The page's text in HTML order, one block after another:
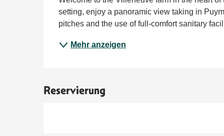
setting, enjoy a panoramic view taking in
pitches and the use of full-comfort sanitary
Mehr anzeigen
Reservierung